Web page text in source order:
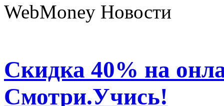
WebMoney Новости
Скидка 40% на
Смотри.Учись!